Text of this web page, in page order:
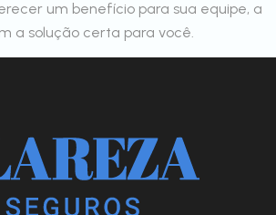
um benefício para sua equipe, a
a solução certa para você.